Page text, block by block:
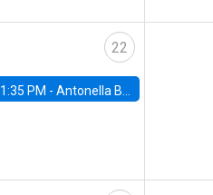
22
1:35 PM -Antonella Bancalari, Institute for Fiscal Studies (IFS) and Research Associate at University College London (UCL)